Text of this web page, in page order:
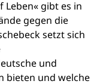
Leben« gibt es in
gegen die
setzt sich
und
bieten und welche